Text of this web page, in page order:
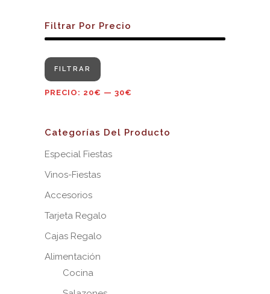
Filtrar Por Precio
Precio
mínimo
Precio
máximo
FILTRAR
PRECIO: 20€ — 30€
Categorías Del Producto
Especial Fiestas
Vinos-Fiestas
Accesorios
Tarjeta Regalo
Cajas Regalo
Alimentación
Cocina